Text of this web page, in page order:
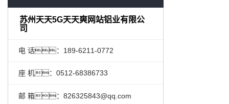
苏州天天5G天天爽网站铝业有限公
司
电 话：189-6211-0772
座 机：0512-68386733
邮 箱：826325843@qq.com